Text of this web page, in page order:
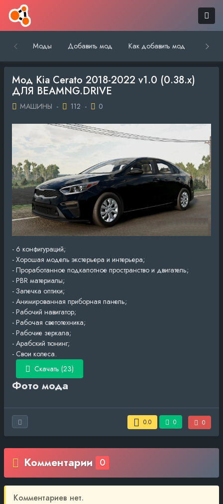
Моды Добавить мод Как добавить мод
Мод Kia Cerato 2018-2022 v1.0 (0.38.x)
ДЛЯ BEAMNG.DRIVE
МАШИНЫ - 112 - 0
- 6 конфигураций;
- Хорошая модель экстерьера и интерьера;
- Проработанное подкапотное пространство и двигатель;
- PBR материалы;
- Запечка оптики;
- Анимированная приборная панель;
- Рабочий навигатор;
- Рабочая светотехника;
- Рабочие зеркала;
- Арабский тюнинг;
- Свои колеса.
Скачать (23)
Фото мода
0.0 0 0
Комментарии 0
Комментариев нет.